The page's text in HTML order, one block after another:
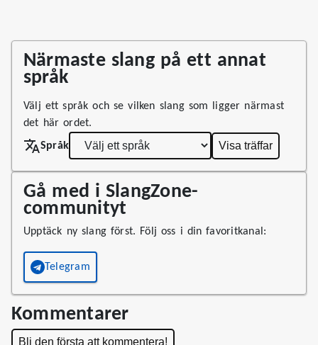
Närmaste slang på ett annat
språk
Välj ett språk och se vilken slang som ligger närmast
det här ordet.
Språk
Visa träffar
Gå med i SlangZone-
communityt
Upptäck ny slang först. Följ oss i din favoritkanal:
Telegram
Kommentarer
Bli den första att kommentera!